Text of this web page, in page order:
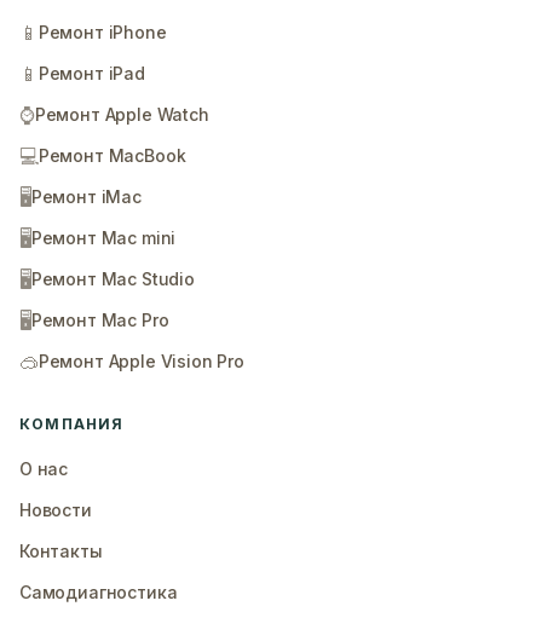
📱 Ремонт iPhone
📱 Ремонт iPad
⌚Ремонт Apple Watch
💻Ремонт MacBook
🖥️Ремонт iMac
🖥️Ремонт Mac mini
🖥️Ремонт Mac Studio
🖥️Ремонт Mac Pro
🥽Ремонт Apple Vision Pro
КОМПАНИЯ
О нас
Новости
Контакты
Самодиагностика